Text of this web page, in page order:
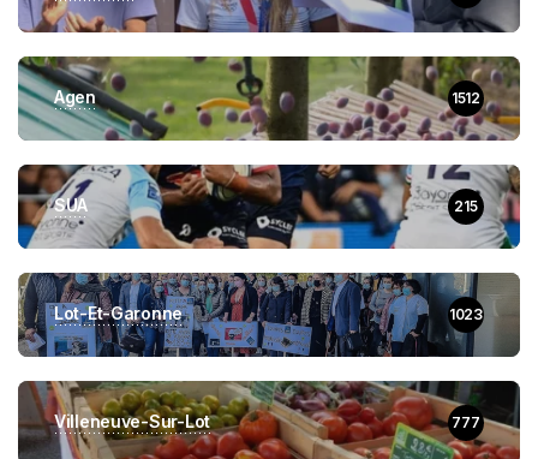
Agen 1512
SUA 215
Lot-Et-Garonne 1023
Villeneuve-Sur-Lot 777